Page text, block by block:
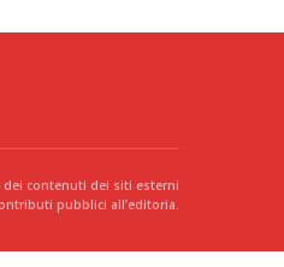
dei contenuti dei siti esterni
pubblici all’editoria.